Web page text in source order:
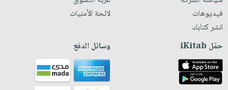
فيديوهات
انشر كتابك
لائحة الأمنيات
حمّل iKitab وسائل الدفع